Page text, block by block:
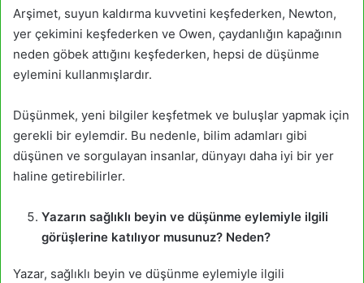
Arşimet, suyun kaldırma kuvvetini keşfederken, Newton,
yer çekimini keşfederken ve Owen, çaydanlığın kapağının
neden göbek attığını keşfederken, hepsi de düşünme
eylemini kullanmışlardır.
Düşünmek, yeni bilgiler keşfetmek ve buluşlar yapmak için
gerekli bir eylemdir. Bu nedenle, bilim adamları gibi
düşünen ve sorgulayan insanlar, dünyayı daha iyi bir yer
haline getirebilirler.
Yazarın sağlıklı beyin ve düşünme eylemiyle ilgili
görüşlerine katılıyor musunuz? Neden?
Yazar, sağlıklı beyin ve düşünme eylemiyle ilgili